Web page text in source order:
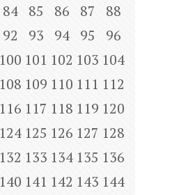
84 85 86 87
88
92 93 94 95
96
100 101 102 103 104
108 109 110 111 112
116 117 118 119 120
124 125 126 127 128
132 133 134 135 136
140 141 142 143 144